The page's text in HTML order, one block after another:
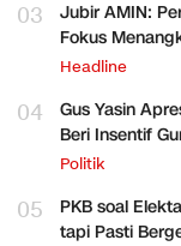
03
Jubir AMIN:
Fokus
Headline
04
Gus Yasin
Beri Insentif
Politik
05
PKB soal
tapi Pasti